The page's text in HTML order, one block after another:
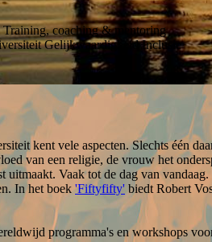
Training, coaching & mentoring
Gelijkwaardigheid Inclusie
kent vele aspecten. Slechts één
van een religie, de vrouw het
uitmaakt. Vaak tot de dag van
In het boek'Fiftyfifty' biedt Robert
programma's en workshops